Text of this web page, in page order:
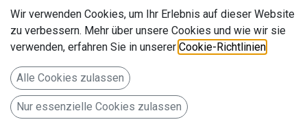
ALPS Alpine Europe GmbH
Ohmstr. 4
85716 Unterschleißheim
Stage 1: Das Companion
Ensemble mit 12 cm Radial On-
Dash Breitbandlautsprecher für
Fiat Ducato 3
319,00€
Artikelnummer: SWA-150KIT
ALPS Alpine Europe GmbH
Ohmstr. 4
85716 Unterschleißheim
Deutschland www.alpine.de
150KIT für Fiat Ducato 3
139,00
Wir verwenden Cookies, um Ihr Erlebnis auf dieser Website
zu verbessern. Mehr über unsere Cookies und wie wir sie
verwenden, erfahren Sie in unserer Cookie-Richtlinien
Alle Cookies zulassen
Nur essenzielle Cookies zulassen